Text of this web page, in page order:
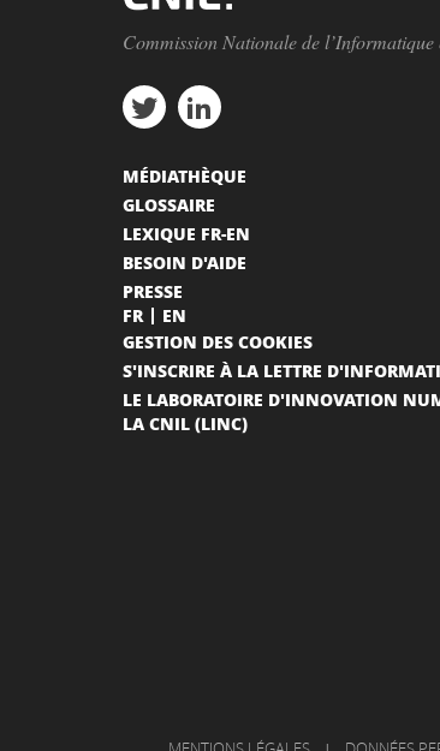
Commission Nationale de l’Informatique
MÉDIATHÈQUE
GLOSSAIRE
LEXIQUE FR-EN
BESOIN D'AIDE
PRESSE
FR
EN
GESTION DES COOKIES
S'INSCRIRE À LA LETTRE
LE LABORATOIRE D'INNOVATION
LA CNIL (LINC)